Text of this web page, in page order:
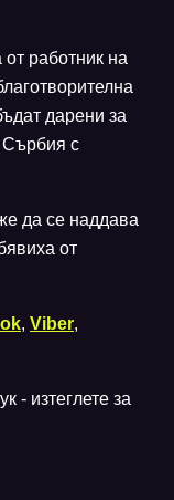
работник на
дарени за
Сърбия с
да се наддава
от
, Viber,
- изтеглете за